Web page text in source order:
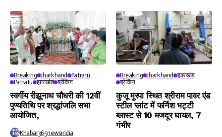
Breaking Jharkhand
Patratu
Patratu झारखंड ब्रेकिंग
स्वर्गीय रीझूनाथ चौधरी की 12वीं
पुण्यतिथि पर श्रद्धांजलि सभा
आयोजित,
Khabar365newsindia
Breaking Jharkhand
झारखंड
ब्रेकिंग
कुजू मुरपा स्थित श्रीराम पावर एंड
स्टील प्लांट में फर्निश भट्टी
ब्लास्ट से 10 मजदूर घायल, 7
गंभीर